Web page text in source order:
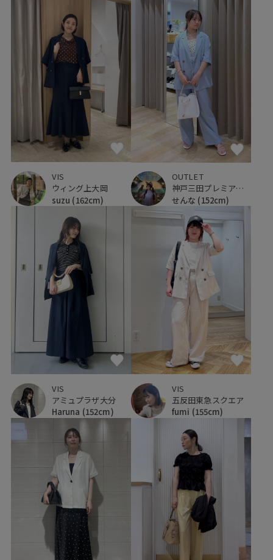
VIS
ウィング上大岡
suzu (162cm)
OUTLET
神戸三田プレミアム・アウトレット
せんな (152cm)
VIS
アミュプラザ大分
Haruna (152cm)
VIS
五反田東急スクエア
fumi (155cm)